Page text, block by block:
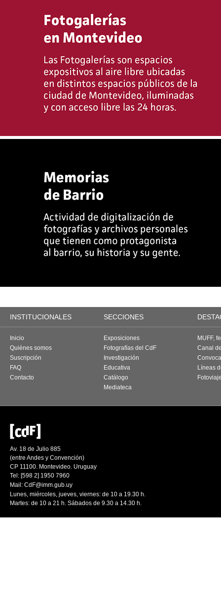
INSTITUCIONALES SECCIONES
Inicio
Quiénes somos
Suscripción
FAQ
Contacto
Exposiciones
Fotografías del CdF
Investigación
Educativa
Catálogo
Mediateca
MUFF,
Canal
Líneas
Av. 18 de Julio 885
(entre Andes y Convención)
CP 11100. Montevideo. Uruguay
Tel: [598 2] 1950 7960
Mail: CdF@imm.gub.uy
Lunes, miércoles, jueves, viernes: de 10 a 19.30 h.
Martes: de 10 a 21 h. Sábados de 9.30 a 14.30 h.